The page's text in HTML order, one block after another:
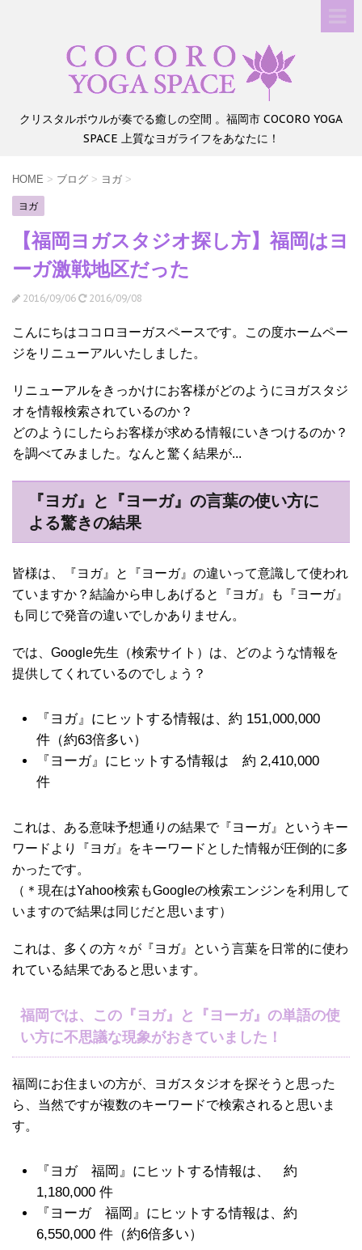
クリスタルボウルが奏でる癒しの空間 。福岡市 COCORO YOGA
SPACE 上質なヨガライフをあなたに！
HOME > ブログ > ヨガ >
ヨガ
【福岡ヨガスタジオ探し方】福岡はヨ
ーガ激戦地区だった
2016/09/06 2016/09/08
こんにちはココロヨーガスペースです。この度ホームペー
ジをリニューアルいたしました。
リニューアルをきっかけにお客様がどのようにヨガスタジ
オを情報検索されているのか？
どのようにしたらお客様が求める情報にいきつけるのか？
を調べてみました。なんと驚く結果が...
『ヨガ』と『ヨーガ』の言葉の使い方に
よる驚きの結果
皆様は、『ヨガ』と『ヨーガ』の違いって意識して使われ
ていますか？結論から申しあげると『ヨガ』も『ヨーガ』
も同じで発音の違いでしかありません。
では、Google先生（検索サイト）は、どのような情報を
提供してくれているのでしょう？
『ヨガ』にヒットする情報は、 約 151,000,000
件（約63倍多い）
『ヨーガ』にヒットする情報は 約 2,410,000
件
これは、ある意味予想通りの結果で『ヨーガ』というキー
ワードより『ヨガ』をキーワードとした情報が圧倒的に多
かったです。
（＊現在はYahoo検索もGoogleの検索エンジンを利用して
いますので結果は同じだと思います）
これは、多くの方々が『ヨガ』という言葉を日常的に使わ
れている結果であると思います。
福岡では、この『ヨガ』と『ヨーガ』の単語の使
い方に不思議な現象がおきていました！
福岡にお住まいの方が、ヨガスタジオを探そうと思った
ら、当然ですが複数のキーワードで検索されると思いま
す。
『ヨガ 福岡』にヒットする情報は、 約
1,180,000 件
『ヨーガ 福岡』にヒットする情報は、 約
6,550,000 件（約6倍多い）